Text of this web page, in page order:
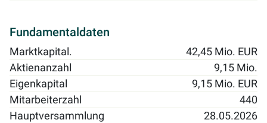
Fundamentaldaten
Marktkapital.
42,45 Mio. EUR
Aktienanzahl
9,15 Mio.
Eigenkapital
9,15 Mio. EUR
Mitarbeiterzahl
440
Hauptversammlung
28.05.2026